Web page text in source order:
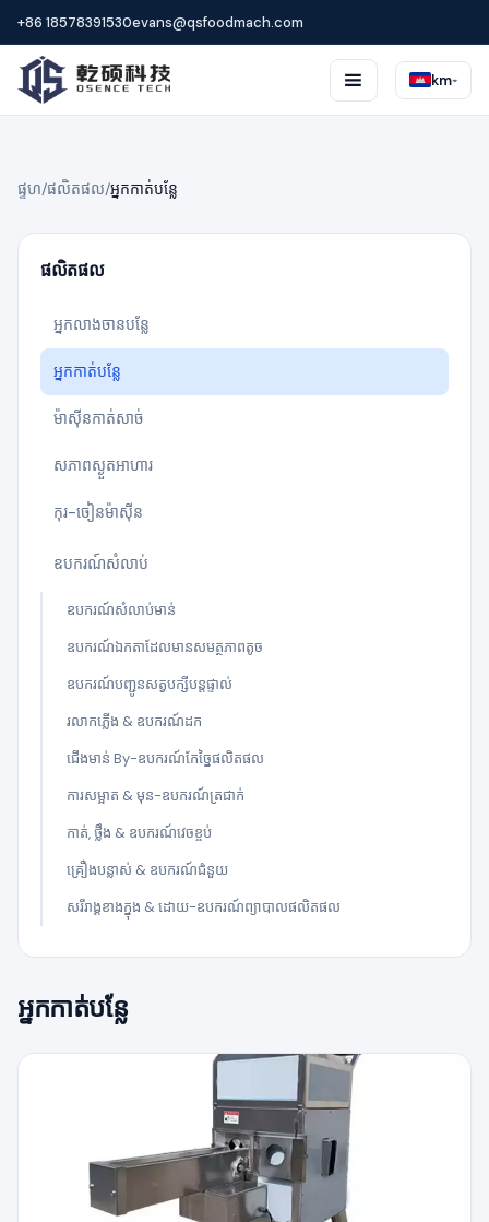
+86 18578391530evans@qsfoodmach.com
☰ km▾
ផ្ទហ/ផលិតផល/អ្នកកាត់បន្លែ
ផលិតផល
អ្នកលាងចានបន្លែ
អ្នកកាត់បន្លែ
ម៉ាស៊ីនកាត់សាច់
សភាពស្ងួតអាហារ
កុរ-ចៀនម៉ាស៊ីន
ឧបករណ៍សំលាប់
ឧបករណ៍សំលាប់មាន់
ឧបករណ៍ឯកតាដែលមានសមត្ថភាពតូច
ឧបករណ៍បញ្ជូនសត្វបក្សីបន្តផ្ទាល់
រលាកភ្លើង & ឧបករណ៍ដក
ជើងមាន់ By-ឧបករណ៍កែច្នៃផលិតផល
ការសម្អាត & មុន-ឧបករណ៍ត្រជាក់
កាត់, ថ្លឹង & ឧបករណ៍វេចខ្ចប់
គ្រឿងបន្លាស់ & ឧបករណ៍ជំនួយ
សរីរាង្គខាងក្នុង & ដោយ-ឧបករណ៍ព្យាបាលផលិតផល
អ្នកកាត់បន្លែ